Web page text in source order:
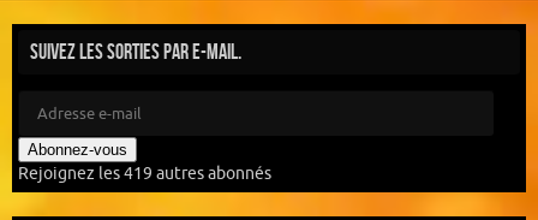
Suivez les sorties par e-mail.
Abonnez-vous
Rejoignez les 419 autres abonnés